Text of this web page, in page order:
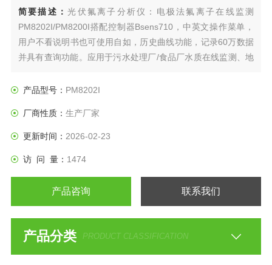
简要描述：光伏氟离子分析仪：电极法氟离子在线监测
PM8202I/PM8200I搭配控制器Bsens710，中英文操作菜单，
用户不看说明书也可使用自如，历史曲线功能，记录60万数据
并具有查询功能。应用于污水处理厂/食品厂水质在线监测、地
产品型号： PM8202I
厂商性质： 生产厂家
更新时间： 2026-02-23
访 问 量： 1474
产品咨询 联系我们
产品分类 PRODUCT CLASSIFICATION